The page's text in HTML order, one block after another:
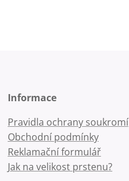
Informace
Pravidla ochrany soukromí
Obchodní podmínky
Reklamační formulář
Jak na velikost prstenu?